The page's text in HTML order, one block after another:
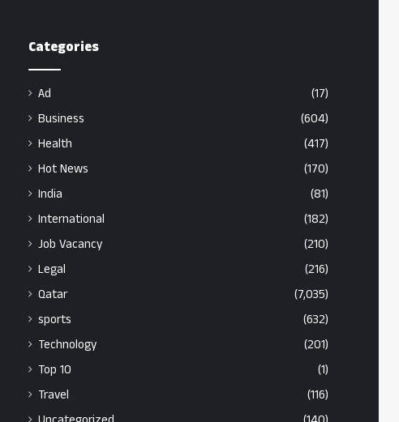
Categories
Ad
(17)
Business
(604)
Health
(417)
Hot News
(170)
India
(81)
International
(182)
Job Vacancy
(210)
Legal
(216)
Qatar
(7,035)
sports
(632)
Technology
(201)
Top 10
(1)
Travel
(116)